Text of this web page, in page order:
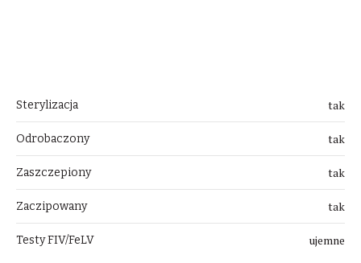
Sterylizacja tak
Odrobaczony tak
Zaszczepiony tak
Zaczipowany tak
Testy FIV/FeLV ujemne